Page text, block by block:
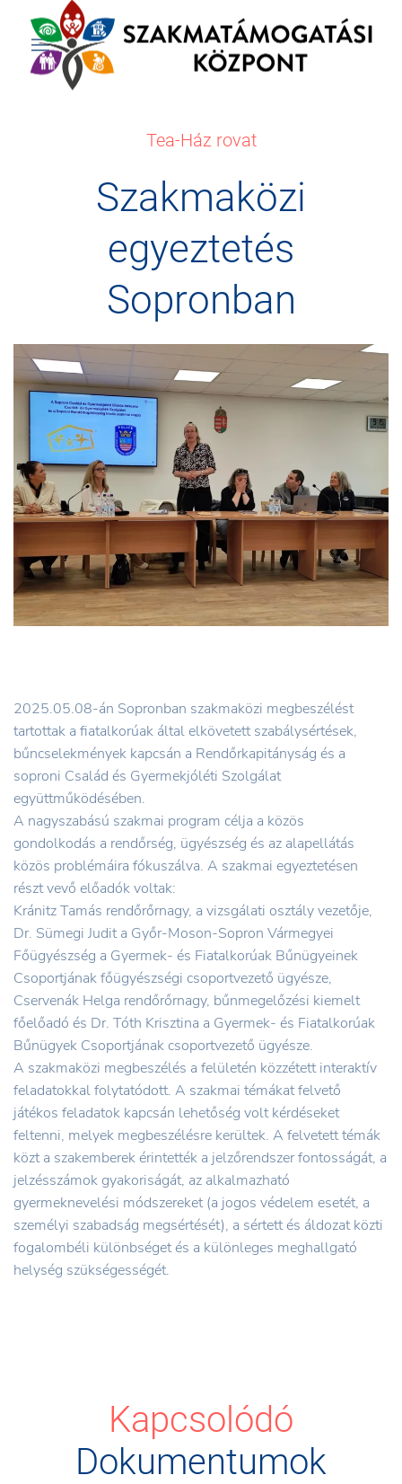
Tea-Ház rovat
Szakmaközi
egyeztetés
Sopronban
2025.05.08-án Sopronban szakmaközi megbeszélést
tartottak a fiatalkorúak által elkövetett szabálysértések,
bűncselekmények kapcsán a Rendőrkapitányság és a
soproni Család és Gyermekjóléti Szolgálat
együttműködésében.
A nagyszabású szakmai program célja a közös
gondolkodás a rendőrség, ügyészség és az alapellátás
közös problémáira fókuszálva. A szakmai egyeztetésen
részt vevő előadók voltak:
Kránitz Tamás rendőrőrnagy, a vizsgálati osztály vezetője,
Dr. Sümegi Judit a Győr-Moson-Sopron Vármegyei
Főügyészség a Gyermek- és Fiatalkorúak Bűnügyeinek
Csoportjának főügyészségi csoportvezető ügyésze,
Cservenák Helga rendőrőrnagy, bűnmegelőzési kiemelt
főelőadó és Dr. Tóth Krisztina a Gyermek- és Fiatalkorúak
Bűnügyek Csoportjának csoportvezető ügyésze.
A szakmaközi megbeszélés a felületén közzétett interaktív
feladatokkal folytatódott. A szakmai témákat felvető
játékos feladatok kapcsán lehetőség volt kérdéseket
feltenni, melyek megbeszélésre kerültek. A felvetett témák
közt a szakemberek érintették a jelzőrendszer fontosságát, a
jelzésszámok gyakoriságát, az alkalmazható
gyermeknevelési módszereket (a jogos védelem esetét, a
személyi szabadság megsértését), a sértett és áldozat közti
fogalombéli különbséget és a különleges meghallgató
helység szükségességét.
Kapcsolódó
Dokumentumok